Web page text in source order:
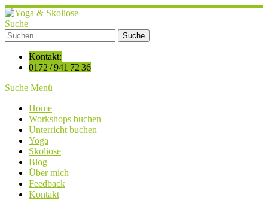
Suche
Kontakt:
0172 / 941 72 36
Suche Menü
Home
Workshops buchen
Unterricht buchen
Yoga
Skoliose
Blog
Über mich
Feedback
Kontakt